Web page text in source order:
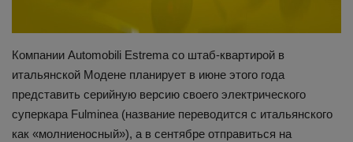
Компании Automobili Estrema со штаб-квартирой в
итальянской Модене планирует в июне этого года
представить серийную версию своего электрического
суперкара Fulminea (название переводится с итальянского
как «молниеносный»), а в сентябре отправиться на